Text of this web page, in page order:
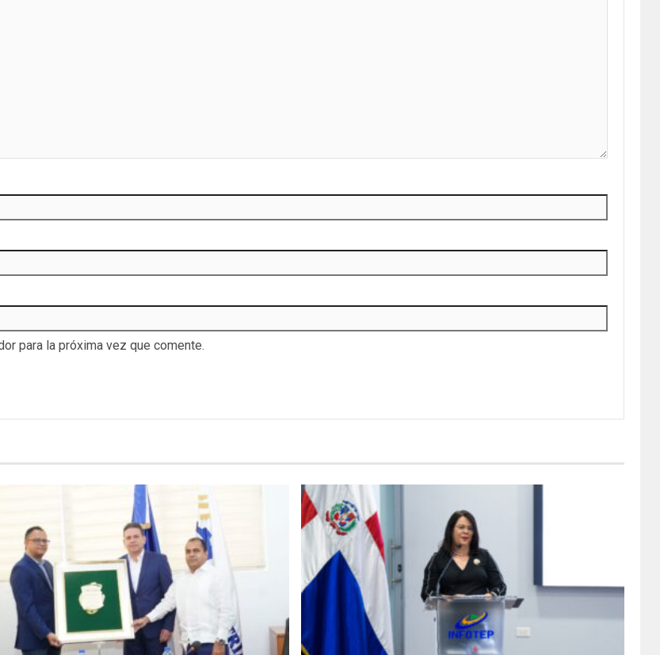
para la próxima vez que comente.